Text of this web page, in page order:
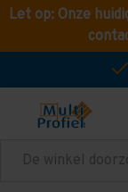
Let op: Onze
Zoeken